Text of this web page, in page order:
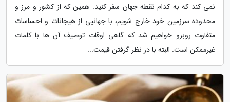
نمی کند که به کدام نقطه جهان سفر کنید. همین که از کشور و مرز و
محدوده سرزمین خود خارج شویم، با جهانیی از هیجانات و احساسات
متفاوت روبرو خواهیم شد که گاهی اوقات توصیف آن ها با کلمات
غیرممکن است. البته با در نظر گرفتن قیمت...